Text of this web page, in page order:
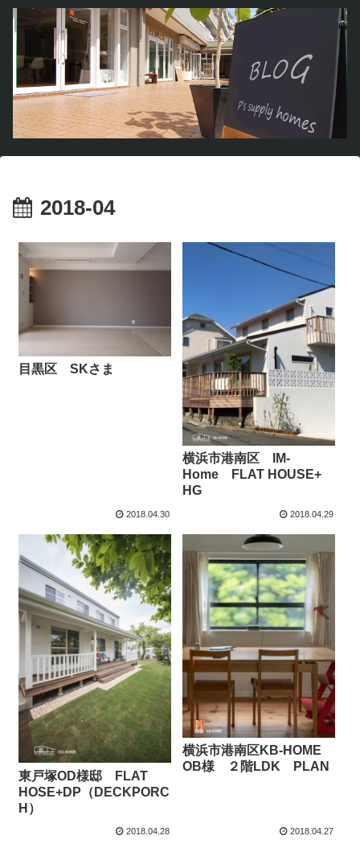
2018-04
目黒区 SKさま
2018.04.30
横浜市港南区 IM-
Home FLAT HOUSE+
HG
2018.04.29
東戸塚OD様邸 FLAT
HOSE+DP（DECKPORC
H）
2018.04.28
横浜市港南区KB-HOME
OB様 ２階LDK PLAN
2018.04.27